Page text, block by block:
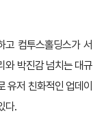
고 컴투스홀딩스가 서
와 박진감 넘치는 대규
유저 친화적인 업데이
다.